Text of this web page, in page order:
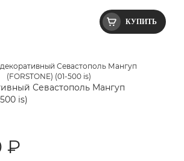
КУПИТЬ
Севастополь Мангуп
is)
₽